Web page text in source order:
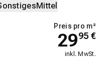
Mittel
Preis pro m²
2995 €
inkl. MwSt.